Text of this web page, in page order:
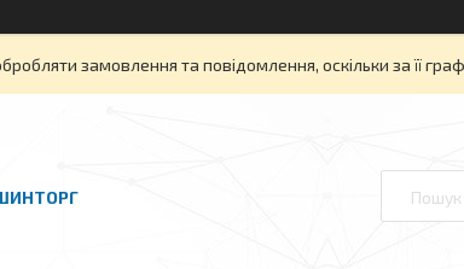
замовлення та повідомлення, оскільки за її